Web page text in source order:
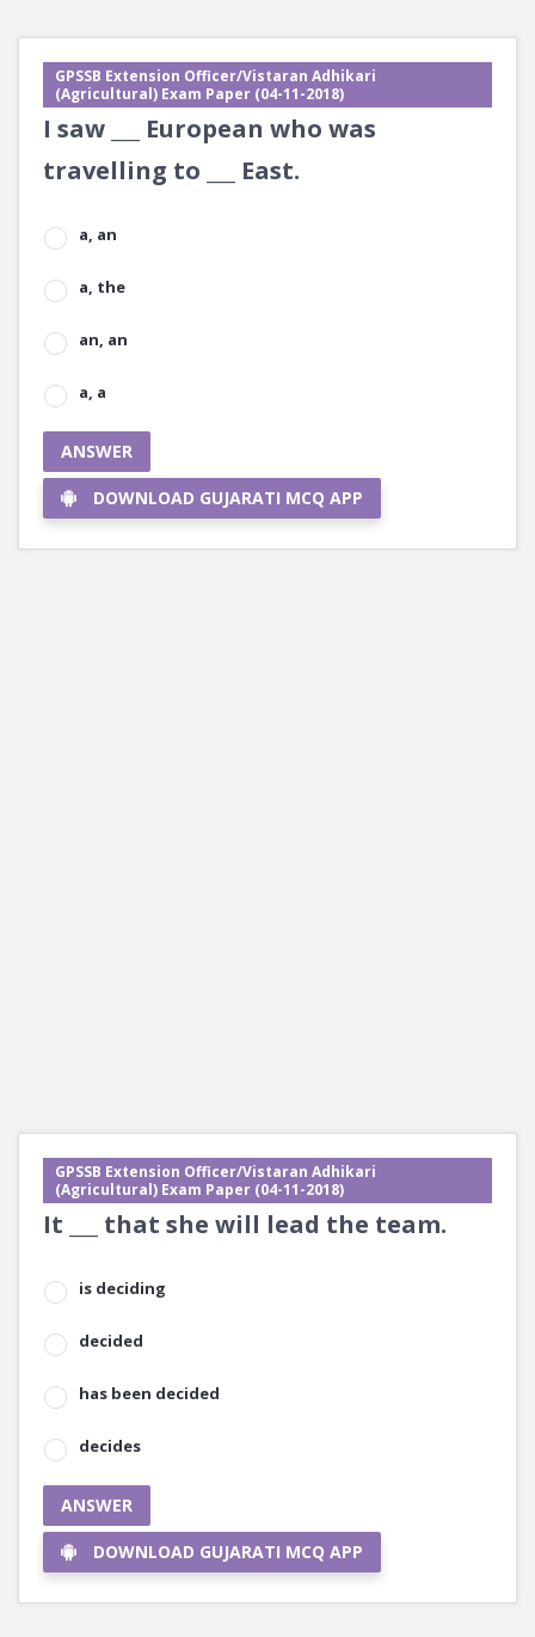
GPSSB Extension Officer/Vistaran Adhikari
(Agricultural) Exam Paper (04-11-2018)
I saw ___ European who was
travelling to ___ East.
a, an
a, the
an, an
a, a
ANSWER
DOWNLOAD GUJARATI MCQ APP
GPSSB Extension Officer/Vistaran Adhikari
(Agricultural) Exam Paper (04-11-2018)
It ___ that she will lead the team.
is deciding
decided
has been decided
decides
ANSWER
DOWNLOAD GUJARATI MCQ APP